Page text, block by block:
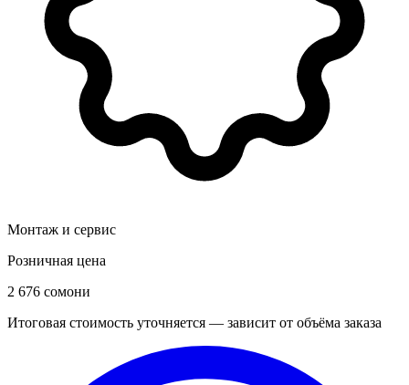
Монтаж и сервис
Розничная цена
2 676 сомони
Итоговая стоимость уточняется — зависит от объёма заказа